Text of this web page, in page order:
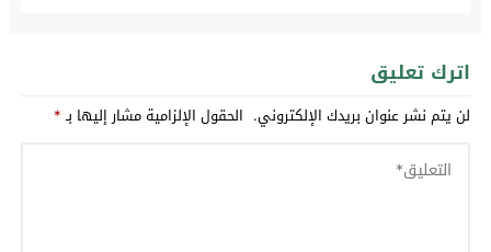
اترك تعليق
لن يتم نشر عنوان بريدك الإلكتروني. الحقول الإلزامية مشار إليها بـ*